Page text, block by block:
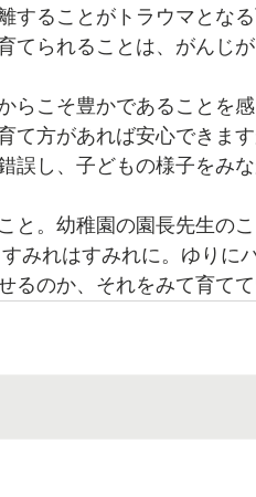
することがトラウマとな
てられることは、がんじ
こそ豊かであることを
て方があれば安心できま
誤し、子どもの様子をみ
。幼稚園の園長先生のこ
のか、それをみて育てて